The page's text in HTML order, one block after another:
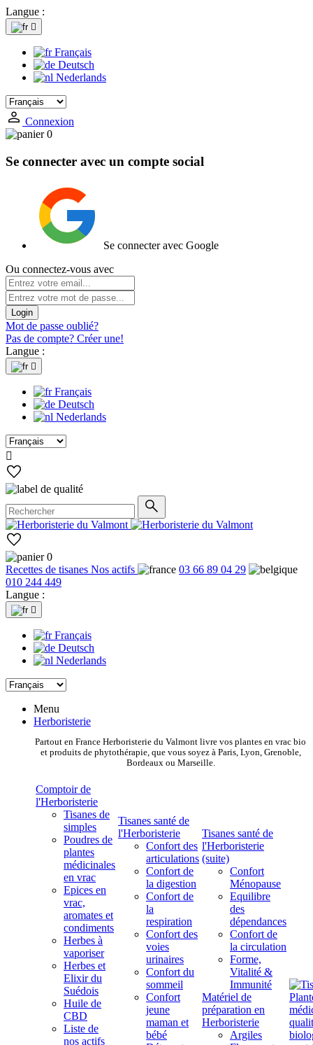
Langue :

Français
Deutsch
Nederlands
Connexion
0
Se connecter avec un compte social
Se connecter avec Google
Ou connectez-vous avec
Login
Mot de passe oublié?
Pas de compte? Créer une!
Langue :

Français
Deutsch
Nederlands

0
Recettes de tisanes Nos actifs
03 66 89 04 29
010 244 449
Langue :

Français
Deutsch
Nederlands
Menu
Herboristerie
Partout en France Herboristerie du Valmont livre vos plantes en vrac bio
et produits de phytothérapie, que vous soyez à Paris, Lyon, Grenoble,
Bordeaux ou Marseille.
Comptoir de
l'Herboristerie
Tisanes de
simples
Poudres de
plantes
médicinales
en vrac
Epices en
vrac,
aromates et
condiments
Herbes à
vaporiser
Herbes et
Elixir du
Suédois
Huile de
CBD
Liste de
nos actifs
Tisanes santé de
l'Herboristerie
Confort des
articulations
Confort de
la digestion
Confort de
la
respiration
Confort des
voies
urinaires
Confort du
sommeil
Confort
jeune
maman et
bébé
Tisanes santé de
l'Herboristerie
(suite)
Confort
Ménopause
Equilibre
des
dépendances
Confort de
la circulation
Forme,
Vitalité &
Immunité
Matériel de
préparation en
Herboristerie
Argiles